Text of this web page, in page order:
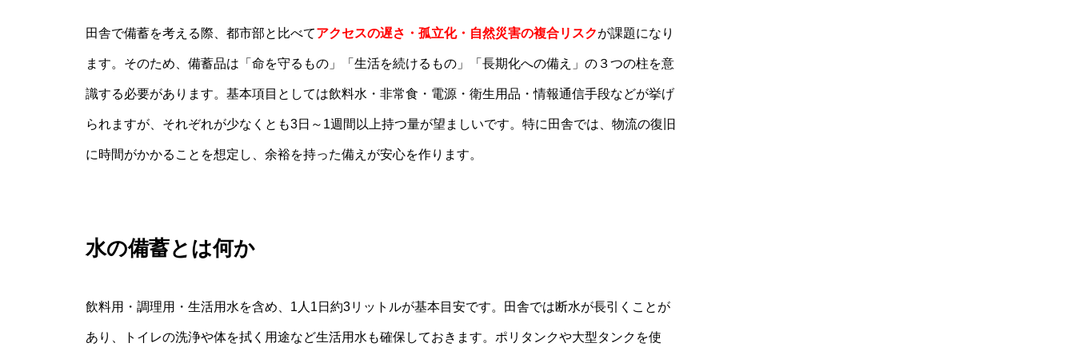
田舎で備蓄を考える際、都市部と比べてアクセスの遅さ・孤立化・自然災害の複合リスクが課題になり
ます。そのため、備蓄品は「命を守るもの」「生活を続けるもの」「長期化への備え」の３つの柱を意
識する必要があります。基本項目としては飲料水・非常食・電源・衛生用品・情報通信手段などが挙げ
られますが、それぞれが少なくとも3日～1週間以上持つ量が望ましいです。特に田舎では、物流の復旧
に時間がかかることを想定し、余裕を持った備えが安心を作ります。
水の備蓄とは何か
飲料用・調理用・生活用水を含め、1人1日約3リットルが基本目安です。田舎では断水が長引くことが
あり、トイレの洗浄や体を拭く用途など生活用水も確保しておきます。ポリタンクや大型タンクを使